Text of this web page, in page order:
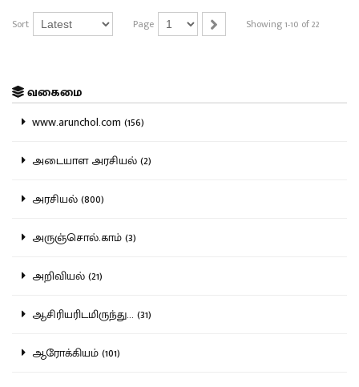
Sort Page Showing 1-10 of 22
வகைமை
www.arunchol.com (156)
அடையாள அரசியல் (2)
அரசியல் (800)
அருஞ்சொல்.காம் (3)
அறிவியல் (21)
ஆசிரியரிடமிருந்து... (31)
ஆரோக்கியம் (101)